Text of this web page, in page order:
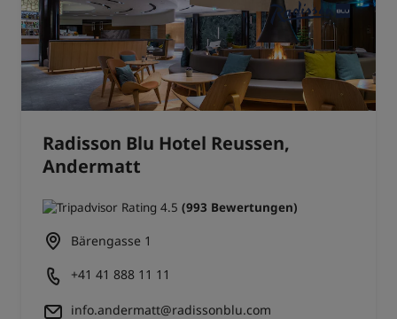
Radisson Blu Hotel Reussen,
Andermatt
(993 Bewertungen)
Bärengasse 1
+41 41 888 11 11
info.andermatt@radissonblu.com